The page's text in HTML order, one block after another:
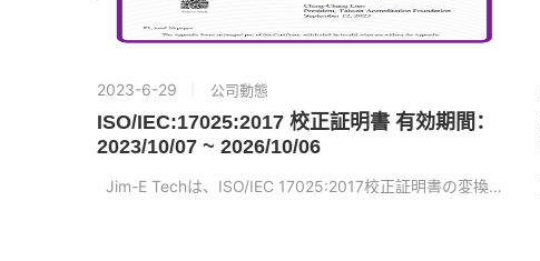
2023-6-29 公司動態
ISO/IEC:17025:2017 校正証明書 有効期間：
2023/10/07 ~ 2026/10/06
Jim-E Techは、ISO/IEC 17025:2017校正証明書の変換、新規認証...